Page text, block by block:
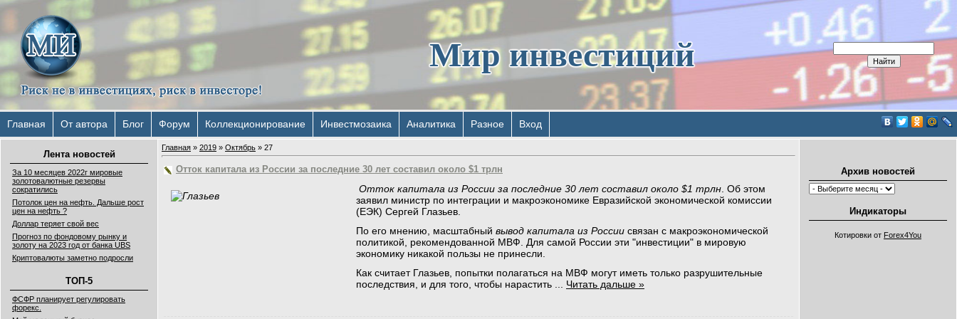
Мир инвестиций
Главная От автора Блог Форум Коллекционирование Инвестмозаика Аналитика Разное Вход
Лента новостей
За 10 месяцев 2022г мировые
золотовалютные резервы
сократились
Потолок цен на нефть. Дальше рост
цен на нефть ?
Доллар теряет свой вес
Прогноз по фондовому рынку и
золоту на 2023 год от банка UBS
Криптовалюты заметно подросли
ТОП-5
ФСФР планирует регулировать
форекс.
Главная » 2019 » Октябрь » 27
Отток капитала из России за последние 30 лет составил около $1 трлн
Отток капитала из России за последние 30 лет составил около $1 трлн. Об этом
заявил министр по интеграции и макроэкономике Евразийской экономической комиссии
(ЕЭК) Сергей Глазьев.
По его мнению, масштабный вывод капитала из России связан с макроэкономической
политикой, рекомендованной МВФ. Для самой России эти "инвестиции" в мировую
экономику никакой пользы не принесли.
Как считает Глазьев, попытки полагаться на МВФ могут иметь только разрушительные
последствия, и для того, чтобы нарастить
Читать дальше »
Архив новостей
Индикаторы
Котировки от Forex4You